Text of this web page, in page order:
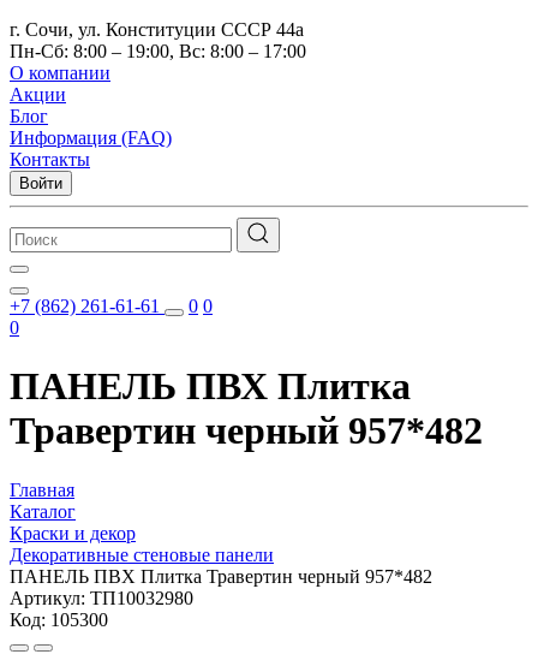
г. Сочи, ул. Конституции СССР 44а
Пн-Сб: 8:00 – 19:00, Вс: 8:00 – 17:00
О компании
Акции
Блог
Информация (FAQ)
Контакты
Войти
+7 (862) 261-61-61 0 0
0
ПАНЕЛЬ ПВХ Плитка
Травертин черный 957*482
Главная
Каталог
Краски и декор
Декоративные стеновые панели
ПАНЕЛЬ ПВХ Плитка Травертин черный 957*482
Артикул: ТП10032980
Код: 105300